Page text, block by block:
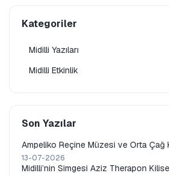
Kategoriler
Midilli Yazıları
Midilli Etkinlik
Son Yazılar
Ampeliko Reçine Müzesi ve Orta Çağ
13-07-2026
Midilli’nin Simgesi Aziz Therapon